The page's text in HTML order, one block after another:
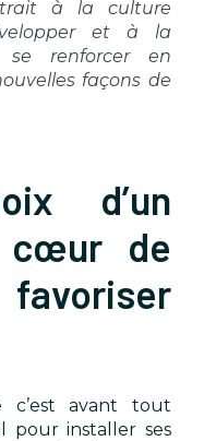
à la culture
et à la
se renforcer en
façons de
d’un
cœur de
c’est avant tout
pour installer ses